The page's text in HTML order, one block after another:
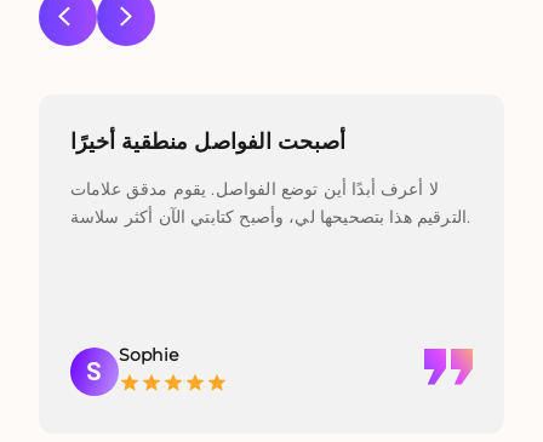
أصبحت الفواصل منطقية أخيرًا
لا أعرف أبدًا أين توضع الفواصل. يقوم مدقق علامات
الترقيم هذا بتصحيحها لي، وأصبح كتابتي الآن أكثر سلاسة.
S
Sophie